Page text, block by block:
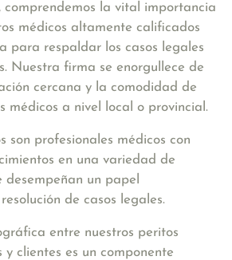
comprendemos la vital importancia
médicos altamente calificados
para respaldar los casos legales
Nuestra firma se enorgullece de
cercana y la comodidad de
médicos a nivel local o provincial.
son profesionales médicos con
en una variedad de
un papel
de casos legales.
entre nuestros peritos
y clientes es un componente